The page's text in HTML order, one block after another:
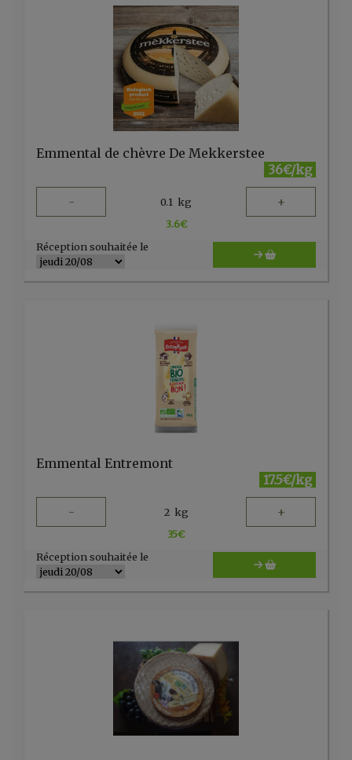
Emmental de chèvre De Mekkerstee
36€/kg
- 0.1 kg +
3.6€
Réception souhaitée le
Emmental Entremont
17.5€/kg
- 2 kg +
35€
Réception souhaitée le